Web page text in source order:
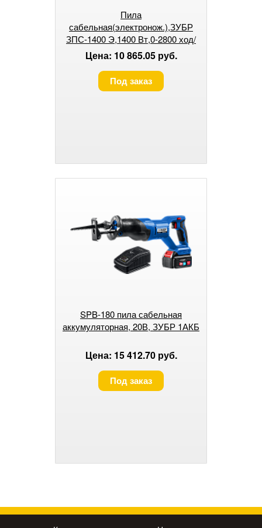
Пила
сабельная(электронож.),ЗУБР
ЗПС-1400 Э,1400 Вт,0-2800 ход/
мин,рез 255мм(дерево),20 мм
Цена: 10 865.05 руб.
Под заказ
SPB-180 пила сабельная
аккумуляторная, 20В, ЗУБР 1АКБ
Цена: 15 412.70 руб.
Под заказ